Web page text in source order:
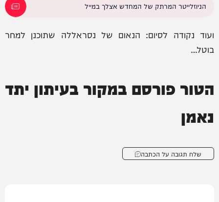
הניוזלייטר המרתק של המחדש אצלך במייל
ועוד נקודה לסיום: הנאום של נסראללה שתוכנן למחר
בוטל…
הטור פורסם במקור בעיתון יתד
נאמן
שלח תגובה על הכתבה